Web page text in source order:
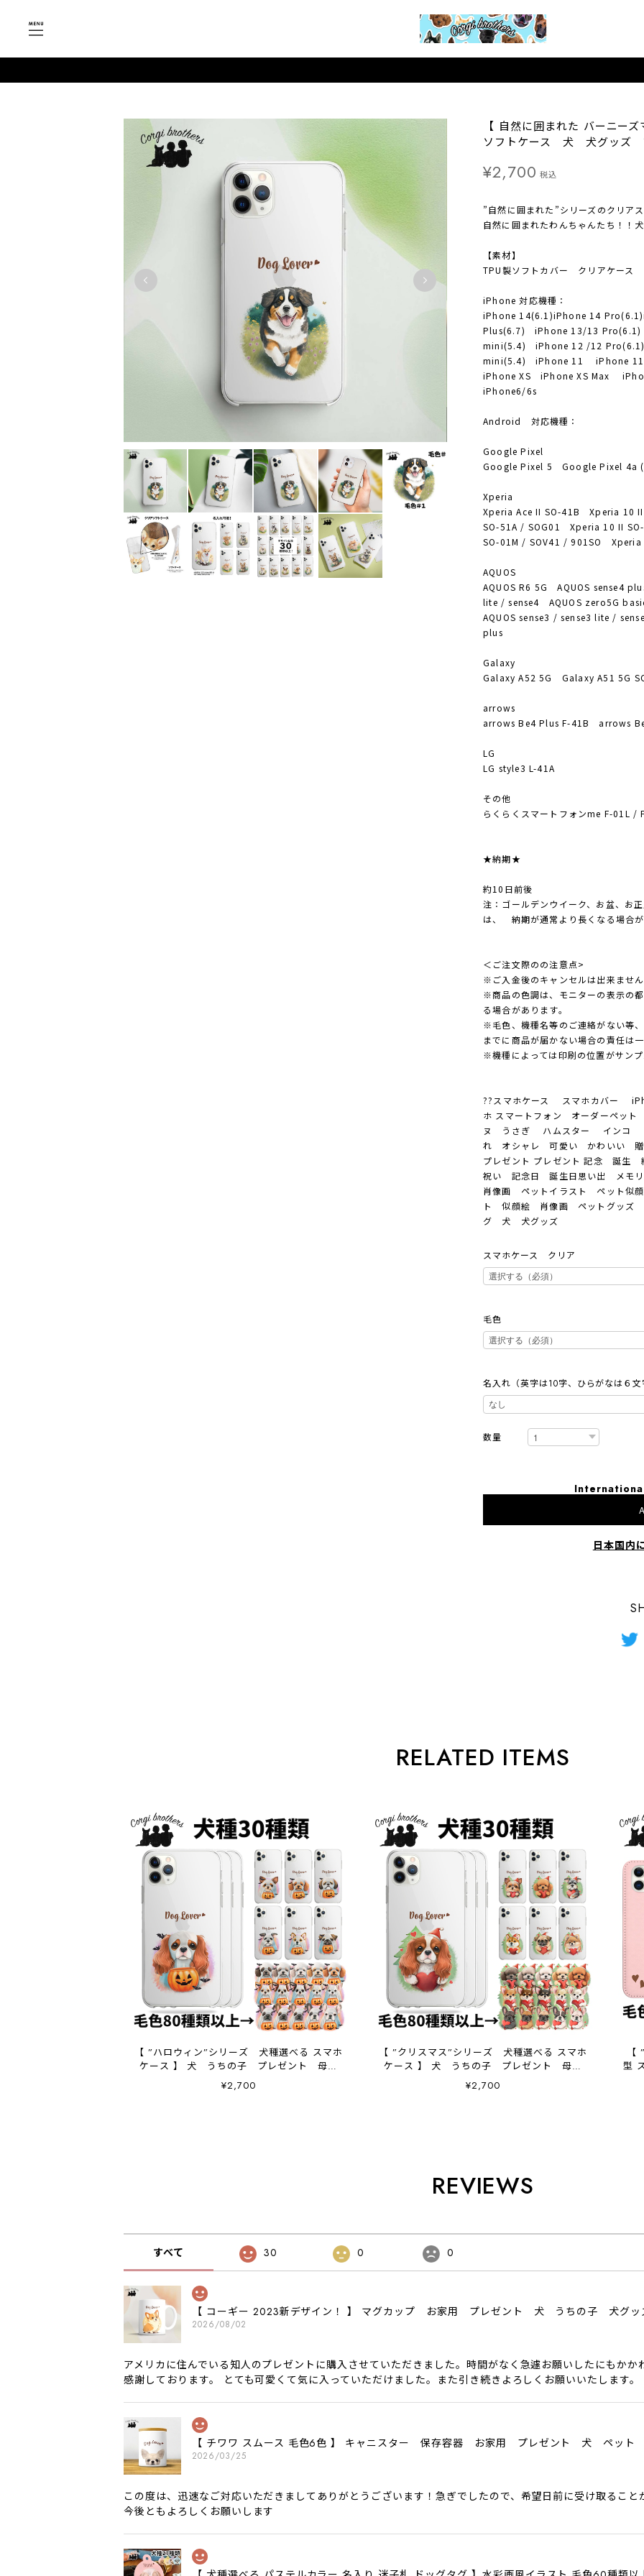
【 自然に囲まれた バーニー
ソフトケース 犬 犬グッズ
¥2,700 税込
”自然に囲まれた”シリーズのクリア
自然に囲まれたわんちゃんたち！！
【素材】
TPU製ソフトカバー クリアケース
iPhone 対応機種：
iPhone 14(6.1)iPhone 14
Plus(6.7) iPhone 13/13
mini(5.4) iPhone 12 /12
mini(5.4) iPhone 11 iPhone
iPhone XS iPhone XS Max
iPhone6/6s
Android 対応機種：
Google Pixel
Google Pixel 5 Google Pixel 4a
Xperia
Xperia Ace II SO-41B Xperia
SO-51A / SOG01 Xperia 10 II
SO-01M / SOV41 / 901SO
AQUOS
AQUOS R6 5G AQUOS sense4
lite / sense4 AQUOS zero5G
AQUOS sense3 / sense3 lite /
plus
Galaxy
Galaxy A52 5G Galaxy A51 5G
arrows
arrows Be4 Plus F-41B arrows
LG
LG style3 L-41A
その他
らくらくスマートフォンme F-01L
★納期★
約10日前後
注：ゴールデンウイーク、お盆、お
は、 納期が通常より長くなる場合
＜ご注文際のの注意点>
※ご入金後のキャンセルは出来ませ
※商品の色調は、モニターの表示の
る場合があります。
※毛色、機種名等のご連絡がない等
までに商品が届かない場合の責任は
※機種によっては印刷の位置がサン
??スマホケース スマホカバー
ホ スマートフォン オーダーペ
ヌ うさぎ ハムスター インコ
れ オシャレ 可愛い かわいい 贈
プレゼント プレゼント 記念 誕
祝い 記念日 誕生日思い出 メ
肖像画 ペットイラスト ペット似
ト 似顔絵 肖像画 ペットグッズ
グ 犬 犬グッズ
スマホケース クリア
毛色
名入れ（英字は10字、ひらがなは６
数量
日本国内
RELATED ITEMS
【 ”ハロウィン”シリーズ 犬種選べる スマホ
ケース 】 犬 うちの子 プレゼント 母の
日 Android対応
¥2,700
【 ”クリスマス”シリーズ 犬種選べる スマホ
ケース 】 犬 うちの子 プレゼント 母の
日 Android対応
¥2,700
型
REVIEWS
すべて 30 0 0
【 コーギー 2023新デザイン！ 】 マグカップ お家用 プレゼント 犬 うちの子 犬グ
2026/08/02
アメリカに住んでいる知人のプレゼントに購入させていただきました。時間がなく急遽お願いしたにもか
感謝しております。 とても可愛くて気に入っていただけました。また引き続きよろしくお願いいたします。
【 チワワ スムース 毛色6色 】 キャニスター 保存容器 お家用 プレゼント 犬 ペッ
2026/03/25
この度は、迅速なご対応いただきましてありがとうございます！急ぎでしたので、希望日前に受け取るこ
今後ともよろしくお願いします